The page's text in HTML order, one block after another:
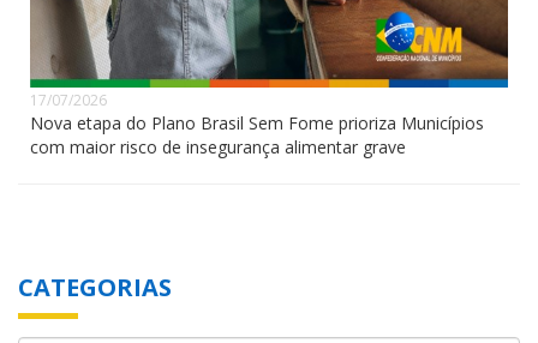
17/07/2026
Nova etapa do Plano Brasil Sem Fome prioriza Municípios
com maior risco de insegurança alimentar grave
CATEGORIAS